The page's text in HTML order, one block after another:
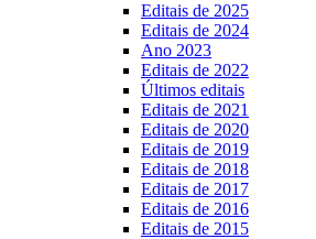
Editais de 2025
Editais de 2024
Ano 2023
Editais de 2022
Últimos editais
Editais de 2021
Editais de 2020
Editais de 2019
Editais de 2018
Editais de 2017
Editais de 2016
Editais de 2015